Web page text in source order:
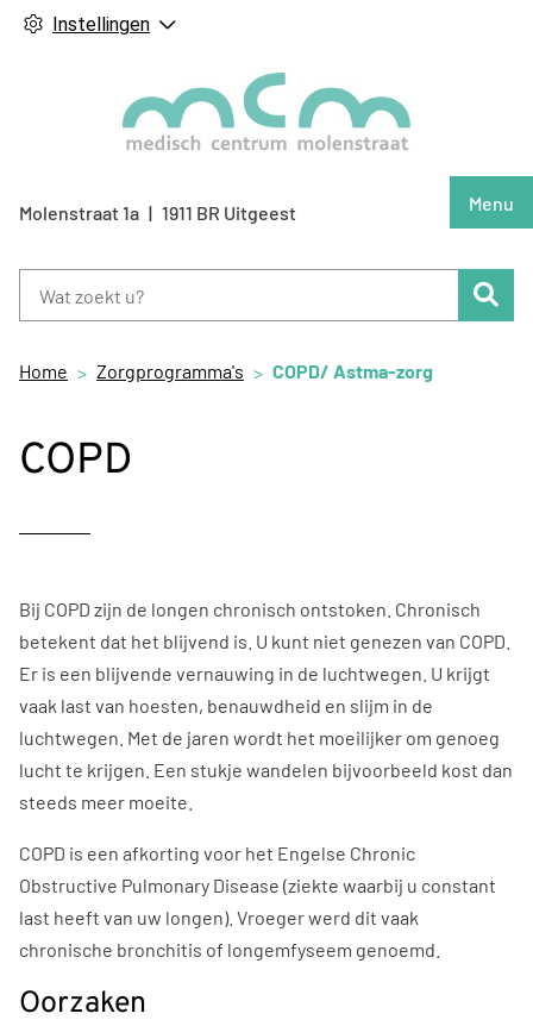
Instellingen
Menu
Molenstraat1a 1911 BR Uitgeest
Home Zorgprogramma's COPD/ Astma-zorg
COPD
Bij COPD zijn de longen chronisch ontstoken. Chronisch
betekent dat het blijvend is. U kunt niet genezen van COPD.
Er is een blijvende vernauwing in de luchtwegen. U krijgt
vaak last van hoesten, benauwdheid en slijm in de
luchtwegen. Met de jaren wordt het moeilijker om genoeg
lucht te krijgen. Een stukje wandelen bijvoorbeeld kost dan
steeds meer moeite.
COPD is een afkorting voor het Engelse Chronic
Obstructive Pulmonary Disease (ziekte waarbij u constant
last heeft van uw longen). Vroeger werd dit vaak
chronische bronchitis of longemfyseem genoemd.
Oorzaken